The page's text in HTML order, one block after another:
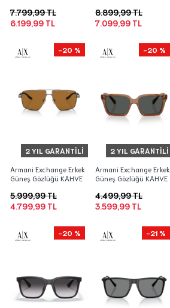
6.199,99 TL
7.799,99 TL
7.099,99 TL
8.899,99 TL
2 YIL GARANTILI
-20 %
Armani Exchange Erkek
Güneş Gözlüğü KAHVE
4.799,99 TL
5.999,99 TL
2 YIL GARANTILI
-20 %
Armani Exchange Erkek
Güneş Gözlüğü KAHVE
3.599,99 TL
4.499,99 TL
-20 % -21 %